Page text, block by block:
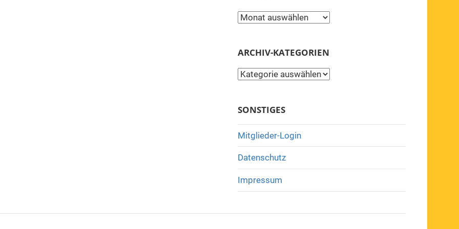
Archiv
ARCHIV-KATEGORIEN
Archiv-
SONSTIGES
Mitglieder-Login
Datenschutz
Impressum